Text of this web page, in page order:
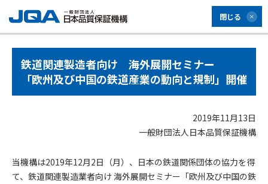
閉じる
鉄道関連製造者向け 海外展開セミナー
「欧州及び中国の鉄道産業の動向と規制」開催
2019年11月13日
一般財団法人日本品質保証機構
当機構は2019年12月2日（月）、日本の鉄道関係団体の協力を得
て、鉄道関連製造業者向け 海外展開セミナー「欧州及び中国の鉄